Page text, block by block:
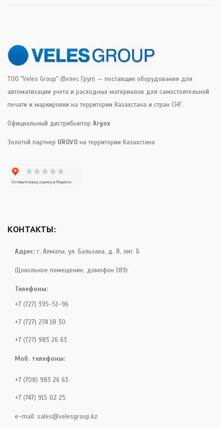
ТОО "Veles Group" (Велес Груп) — поставщик оборудования для
автоматизации учета и расходных материалов для самостоятельной
печати и маркировки на территории Казахстана и стран СНГ.
Официальный дистрибьютор Argox
Золотой партнер UROVO на территории Казахстана
КОНТАКТЫ:
Адрес: г. Алматы, ул. Бальзака, д. 8, лит. Б
(Цокольное помещение, домофон 189)
Телефоны:
+7 (727) 395-51-96
+7 (727) 274 18 30
+7 (727) 983 26 63
Моб. телефоны:
+7 (708) 983 26 63
+7 (747) 915 02 25
e-mail: sales@velesgroup.kz